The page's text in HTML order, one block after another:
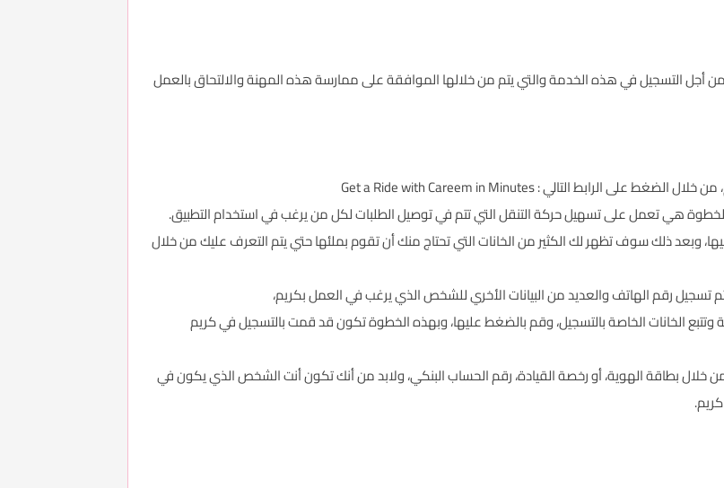
من أجل التسجيل في هذه الخدمة والتي يتم من خلالها الموافقة على ممارسة هذه المهنة والالتحاق بالعمل
خلال الضغط على الرابط التالي :Get a Ride with Careem in Minutes
هي تعمل على تسهيل حركة التنقل التي تتم في توصيل الطلبات لكل من يرغب في استخدام التطبيق.
وبعد ذلك سوف تظهر لك الكثير من الخانات التي تحتاج منك أن تقوم بملئها حتي يتم التعرف عليك من خلال
يتم تسجيل رقم الهاتف والعديد من البيانات الأخري للشخص الذي يرغب في العمل بكريم،
وتتبع الخانات الخاصة بالتسجيل، وقم بالضغط عليها، وبهذه الخطوة تكون قد قمت بالتسجيل في كريم
خلال بطاقة الهوية، أو رخصة القيادة، رقم الحساب البنكي، ولابد من أنك تكون أنت الشخص الذي يكون في